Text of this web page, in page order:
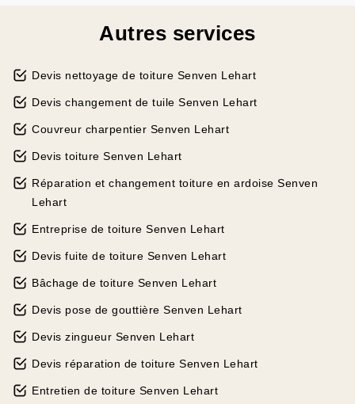
Autres services
Devis nettoyage de toiture Senven Lehart
Devis changement de tuile Senven Lehart
Couvreur charpentier Senven Lehart
Devis toiture Senven Lehart
Réparation et changement toiture en ardoise Senven
Lehart
Entreprise de toiture Senven Lehart
Devis fuite de toiture Senven Lehart
Bâchage de toiture Senven Lehart
Devis pose de gouttière Senven Lehart
Devis zingueur Senven Lehart
Devis réparation de toiture Senven Lehart
Entretien de toiture Senven Lehart